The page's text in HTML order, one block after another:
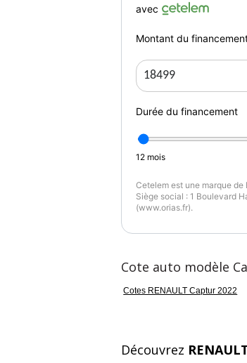
Couleur
avec
Montant du
Durée du financement
12 mois
Cetelem est une marque de
Siège social : 1 Boulevard
(www.orias.fr).
Cote auto modèle
Cotes RENAULT Captur 2022
Découvrez